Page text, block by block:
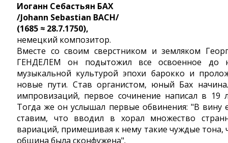
Иоганн Себастьян БАХ
/Johann Sebastian BACH/
(1685 ≈ 28.7.1750),
немецкий композитор.
Вместе со своим сверстником и земляком
ГЕНДЕЛЕМ он подытожил все освоенное до
музыкальной культурой эпохи барокко и
новые пути. Став органистом, юный Бах
импровизаций, первое сочинение написал в 19
Тогда же он услышал первые обвинения: "В вину
ставим, что вводил в хорал множество
вариаций, примешивая к нему такие чуждые тона,
община была сконфужена".